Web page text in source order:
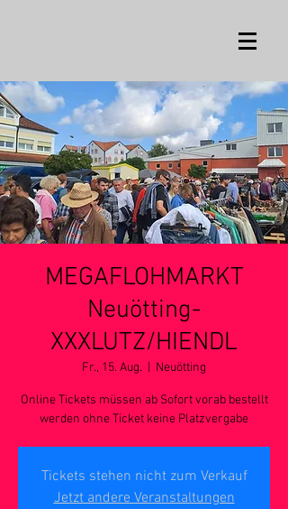
MEGAFLOHMARKT
Neuötting-
XXXLUTZ/HIENDL
Fr., 15. Aug. Neuötting
Online Tickets müssen ab Sofort vorab bestellt
werden ohne Ticket keine Platzvergabe
Tickets stehen nicht zum Verkauf
Jetzt andere Veranstaltungen